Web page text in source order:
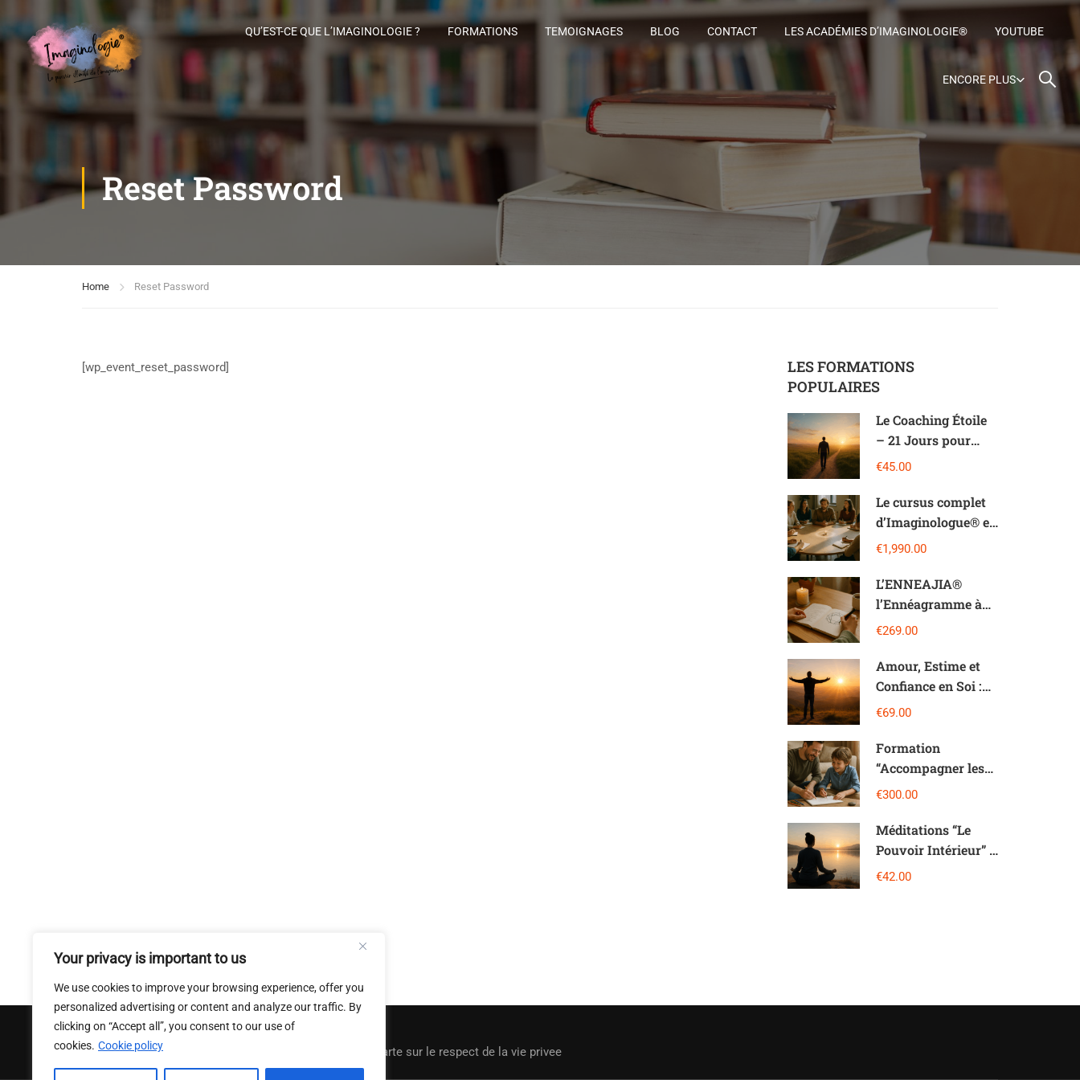
Your privacy is important to us
We use cookies to improve your browsing experience, offer you
personalized advertising or content and analyze our traffic. By
clicking on “Accept all”, you consent to our use of
cookies. Cookie policy
QU’EST-CE QUE L’IMAGINOLOGIE ? FORMATIONS TEMOIGNAGES BLOG CONTACT LES ACADÉMIES D’IMAGINOLOGIE® YOUTUBE
ENCORE PLUS
Reset Password
Home Reset Password
[wp_event_reset_password]
LES FORMATIONS
POPULAIRES
Le Coaching Étoile
– 21 Jours pour
Transformer Votre
potentiel
€45.00
Le cursus complet
d’Imaginologue® en
5 modules en
€1,990.00
L’ENNEAJIA®️
l’Ennéagramme à
travers
€269.00
Amour, Estime et
Confiance en Soi :
Le triptyque
€69.00
Formation
“Accompagner les
Enfants avec
€300.00
Méditations “Le
Pouvoir Intérieur” :
21 Jours pour
€42.00
Conditions Generales de ventes Charte sur le respect de la vie privee